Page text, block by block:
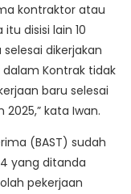
kontraktor atau
disisi lain 10
dikerjakan
Kontrak tidak
baru selesai
kata Iwan.
(BAST) sudah
yang ditanda
pekerjaan